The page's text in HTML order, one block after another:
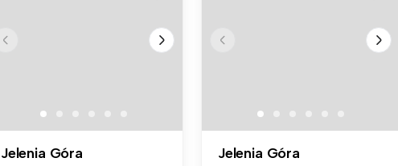
Jelenia Góra Jelenia Góra